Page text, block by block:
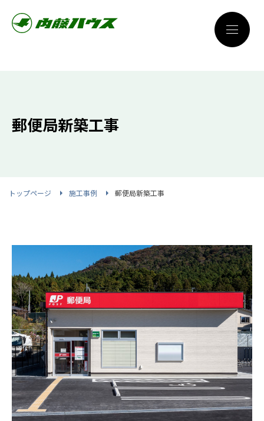
郵便局新築工事
トップページ 施工事例 郵便局新築工事